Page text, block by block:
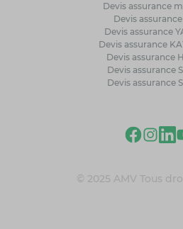
Devis assurance
Devis
Devis assurance
Devis assurance
Devis assurance
Devis assurance
Devis assurance
© 2025 AMV Tous